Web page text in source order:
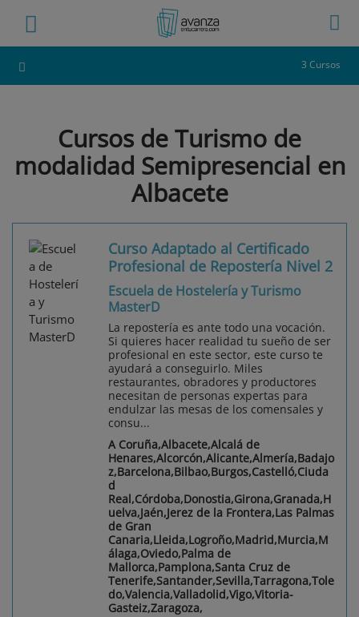
3 Cursos
Cursos de Turismo de
modalidad Semipresencial en
Albacete
Curso Adaptado al Certificado
Profesional de Repostería Nivel 2
Escuela de Hostelería y Turismo
MasterD
La repostería es ante todo una vocación.
Si quieres hacer realidad tu sueño de ser
profesional en este sector, este curso te
ayudará a conseguirlo. Miles
restaurantes, obradores y productores
necesitan de personas expertas para
endulzar las mesas de los comensales y
consu...
A Coruña,Albacete,Alcalá de
Henares,Alcorcón,Alicante,Almería,Badajo
z,Barcelona,Bilbao,Burgos,Castelló,Ciuda
d
Real,Córdoba,Donostia,Girona,Granada,H
uelva,Jaén,Jerez de la Frontera,Las Palmas
de Gran
Canaria,Lleida,Logroño,Madrid,Murcia,M
álaga,Oviedo,Palma de
Mallorca,Pamplona,Santa Cruz de
Tenerife,Santander,Sevilla,Tarragona,Tole
do,Valencia,Valladolid,Vigo,Vitoria-
Gasteiz,Zaragoza,